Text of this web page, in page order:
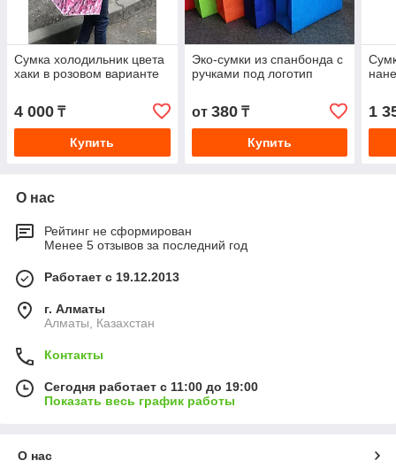
Сумка холодильник цвета
хаки в розовом варианте
4 000 ₸
Купить
Эко-сумки из спанбонда с
ручками под логотип
от 380₸
Купить
1
О нас
Рейтинг не сформирован
Менее 5 отзывов за последний год
Работает с 19.12.2013
г. Алматы
Алматы, Казахстан
Контакты
Сегодня работает с 11:00 до 19:00
Показать весь график работы
О нас